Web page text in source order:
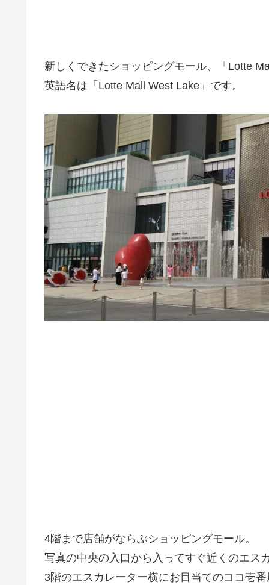
新しくできたショッピングモール、「Lotte
英語名は「Lotte Mall West Lake」です。
4階まで店舗がならぶショッピングモール。
写真の中央の入口から入ってすぐ近くのエス
3階のエスカレーター横にお目当てのココ壱番